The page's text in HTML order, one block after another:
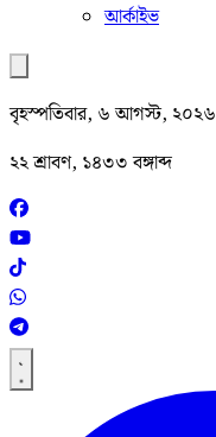
আর্কাইভ
বৃহস্পতিবার, ৬ আগস্ট, ২০২৬
২২ শ্রাবণ, ১৪৩৩ বঙ্গাব্দ